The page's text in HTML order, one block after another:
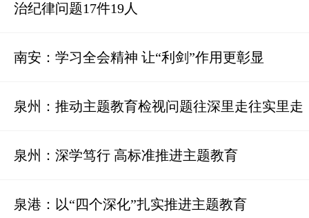
治纪律问题17件19人
南安：学习全会精神 让“利剑”作用更彰显
泉州：推动主题教育检视问题往深里走往实里走
泉州：深学笃行 高标准推进主题教育
泉港：以“四个深化”扎实推进主题教育